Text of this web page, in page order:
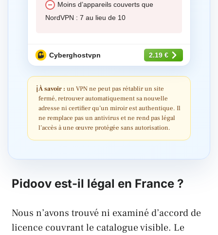
Moins d’appareils couverts que
NordVPN : 7 au lieu de 10
Cyberghostvpn 2.19 €
ℹÀ savoir : un VPN ne peut pas rétablir un site
fermé, retrouver automatiquement sa nouvelle
adresse ni certifier qu’un miroir est authentique. Il
ne remplace pas un antivirus et ne rend pas légal
l’accès à une œuvre protégée sans autorisation.
Pidoov est-il légal en France ?
Nous n’avons trouvé ni examiné d’accord de
licence couvrant le catalogue visible. Le